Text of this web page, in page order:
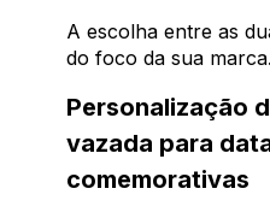
A escolha entre as
do foco da sua marca.
Personalização
vazada para
comemorativas